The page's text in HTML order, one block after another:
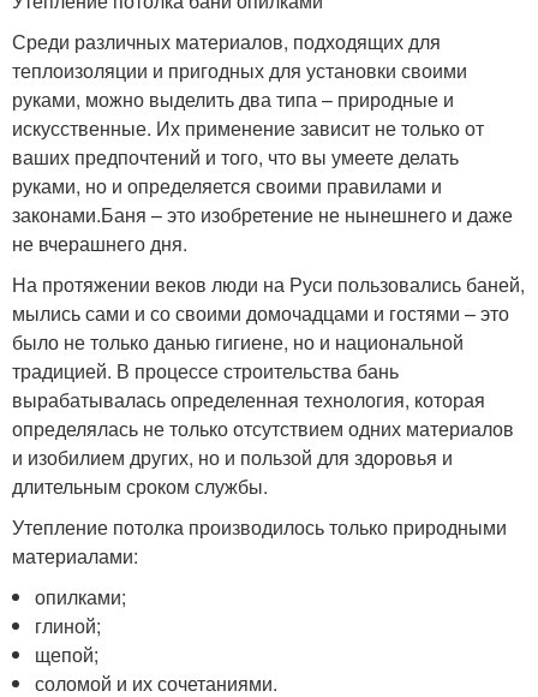
Среди различных материалов, подходящих для
теплоизоляции и пригодных для установки своими
руками, можно выделить два типа – природные и
искусственные. Их применение зависит не только от
ваших предпочтений и того, что вы умеете делать
руками, но и определяется своими правилами и
законами.Баня – это изобретение не нынешнего и даже
не вчерашнего дня.
На протяжении веков люди на Руси пользовались баней,
мылись сами и со своими домочадцами и гостями – это
было не только данью гигиене, но и национальной
традицией. В процессе строительства бань
вырабатывалась определенная технология, которая
определялась не только отсутствием одних материалов
и изобилием других, но и пользой для здоровья и
длительным сроком службы.
Утепление потолка производилось только природными
материалами:
опилками;
глиной;
щепой;
соломой и их сочетаниями.